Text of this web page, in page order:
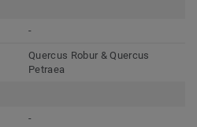
-
Quercus Robur & Quercus
Petraea
-